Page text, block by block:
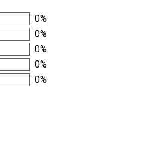
0%
0%
0%
0%
0%